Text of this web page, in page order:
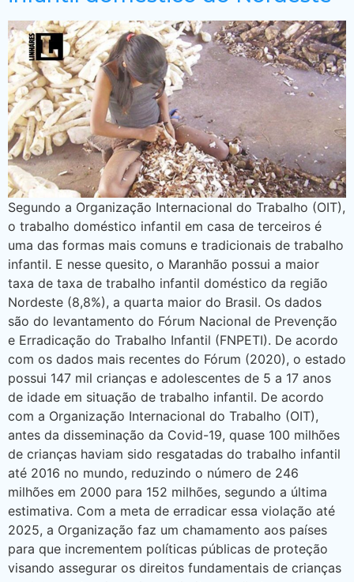
Segundo a Organização Internacional do Trabalho (OIT),
o trabalho doméstico infantil em casa de terceiros é
uma das formas mais comuns e tradicionais de trabalho
infantil. E nesse quesito, o Maranhão possui a maior
taxa de taxa de trabalho infantil doméstico da região
Nordeste (8,8%), a quarta maior do Brasil. Os dados
são do levantamento do Fórum Nacional de Prevenção
e Erradicação do Trabalho Infantil (FNPETI). De acordo
com os dados mais recentes do Fórum (2020), o estado
possui 147 mil crianças e adolescentes de 5 a 17 anos
de idade em situação de trabalho infantil. De acordo
com a Organização Internacional do Trabalho (OIT),
antes da disseminação da Covid-19, quase 100 milhões
de crianças haviam sido resgatadas do trabalho infantil
até 2016 no mundo, reduzindo o número de 246
milhões em 2000 para 152 milhões, segundo a última
estimativa. Com a meta de erradicar essa violação até
2025, a Organização faz um chamamento aos países
para que incrementem políticas públicas de proteção
visando assegurar os direitos fundamentais de crianças